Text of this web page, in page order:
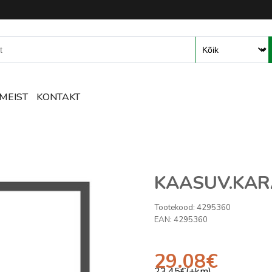
ja tarvikute e-pood –
MEIST KONTAKT
Tootekood: 4295360
EAN: 4295360
29.08€